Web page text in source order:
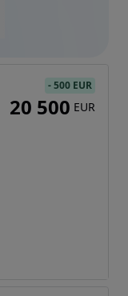
-500 EUR
20 500 EUR